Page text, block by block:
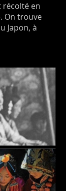
récolté en
On trouve
Japon, à